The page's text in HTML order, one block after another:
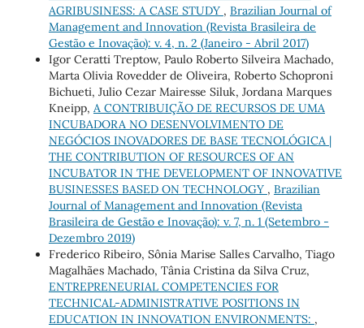
AGRIBUSINESS: A CASE STUDY , Brazilian Journal of
Management and Innovation (Revista Brasileira de
Gestão e Inovação): v. 4, n. 2 (Janeiro - Abril 2017)
Igor Ceratti Treptow, Paulo Roberto Silveira Machado,
Marta Olivia Rovedder de Oliveira, Roberto Schoproni
Bichueti, Julio Cezar Mairesse Siluk, Jordana Marques
Kneipp, A CONTRIBUIÇÃO DE RECURSOS DE UMA
INCUBADORA NO DESENVOLVIMENTO DE
NEGÓCIOS INOVADORES DE BASE TECNOLÓGICA |
THE CONTRIBUTION OF RESOURCES OF AN
INCUBATOR IN THE DEVELOPMENT OF INNOVATIVE
BUSINESSES BASED ON TECHNOLOGY , Brazilian
Journal of Management and Innovation (Revista
Brasileira de Gestão e Inovação): v. 7, n. 1 (Setembro -
Dezembro 2019)
Frederico Ribeiro, Sônia Marise Salles Carvalho, Tiago
Magalhães Machado, Tânia Cristina da Silva Cruz,
ENTREPRENEURIAL COMPETENCIES FOR
TECHNICAL-ADMINISTRATIVE POSITIONS IN
EDUCATION IN INNOVATION ENVIRONMENTS: ,